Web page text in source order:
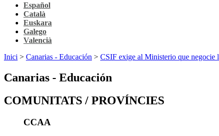
Español
Català
Euskara
Galego
Valencià
Inici > Canarias - Educación > CSIF exige al Ministerio que negocie
Canarias - Educación
COMUNITATS / PROVÍNCIES
CCAA